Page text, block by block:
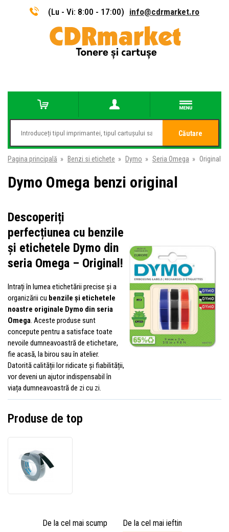
(Lu - Vi: 8:00 - 17:00) info@cdrmarket.ro
Căutare
Pagina principală » Benzi si etichete » Dymo » Seria Omega » Original
Dymo Omega benzi original
Descoperiți
perfecțiunea cu benzile
și etichetele Dymo din
seria Omega – Original!
Intrați în lumea etichetării precise și a
organizării cu benzile și etichetele
noastre originale Dymo din seria
Omega. Aceste produse sunt
concepute pentru a satisface toate
nevoile dumneavoastră de etichetare,
fie acasă, la birou sau în atelier.
Datorită calității lor ridicate și fiabilității,
vor deveni un ajutor indispensabil în
viața dumneavoastră de zi cu zi.
Produse de top
3m,
negru,
De la cel mai scump De la cel mai ieftin